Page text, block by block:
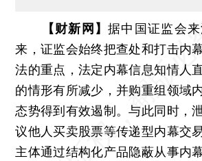
【财新网】据中国证监会
来，证监会始终把查处和打击内
法的重点，法定内幕信息知情人
的情形有所减少，并购重组领域
态势得到有效遏制。与此同时，
议他人买卖股票等传递型内幕交
主体通过结构化产品隐蔽从事内